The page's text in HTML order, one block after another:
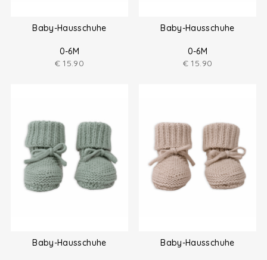
Baby-Hausschuhe
0-6M
€ 15.90
Baby-Hausschuhe
0-6M
€ 15.90
Baby-Hausschuhe Baby-Hausschuhe